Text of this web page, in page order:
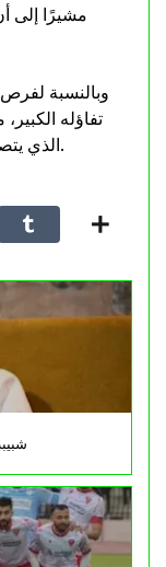
مشيرًا إلى
تفاؤله
الذي يتصدر مجموعته في التصفيات برصيد 6 نقاط.